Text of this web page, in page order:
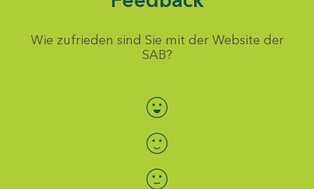
Wie zufrieden sind Sie mit der Website der
SAB?
Bewertung auswählen